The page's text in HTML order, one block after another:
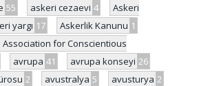
55 askeri cezaevi 4
Askeri
yargı 17 Askerlik Kanunu 1
Association for Conscientious
avrupa 41 avrupa konseyi 26
2 avustralya 5 avusturya 2